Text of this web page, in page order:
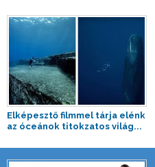
Elképesztő filmmel tárja elénk
az óceánok titokzatos világ...